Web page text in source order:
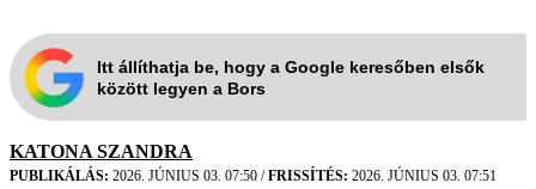
Itt állíthatja be, hogy a Google keresőben elsők
között legyen a Bors
KATONA SZANDRA
PUBLIKÁLÁS: 2026. JÚNIUS 03. 07:50 /FRISSÍTÉS: 2026. JÚNIUS 03. 07:51